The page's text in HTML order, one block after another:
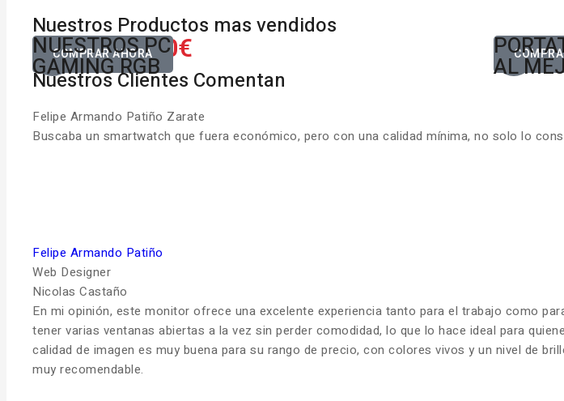
Nuestros Productos mas vendidos
Desde650.00€
COMPRAR AHORA
NUESTROS PC
GAMING RGB
Desde
AL
Nuestros Clientes Comentan
Felipe Armando Patiño Zarate
Buscaba un smartwatch que fuera económico, pero con una calidad mínima, no solo lo
Felipe Armando Patiño
Web Designer
Nicolas Castaño
En mi opinión, este monitor ofrece una excelente experiencia tanto para el trabajo como
tener varias ventanas abiertas a la vez sin perder comodidad, lo que lo hace ideal para
calidad de imagen es muy buena para su rango de precio, con colores vivos y un nivel de
muy recomendable.